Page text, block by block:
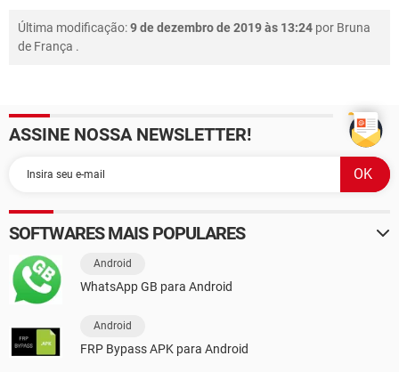
Última modificação:9 de dezembro de 2019 às 13:24 por Bruna
de França .
ASSINE NOSSA NEWSLETTER!
SOFTWARES MAIS POPULARES
Android
WhatsApp GB para Android
Android
FRP Bypass APK para Android